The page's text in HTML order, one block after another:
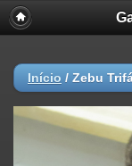
Início / Zebu